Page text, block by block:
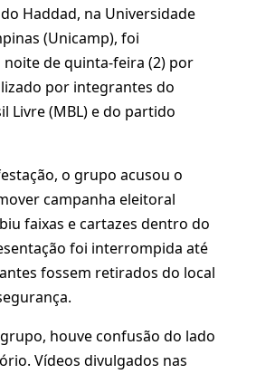
Haddad, na Universidade
(Unicamp), foi
de quinta-feira (2) por
por integrantes do
Livre (MBL) e do partido
o grupo acusou o
campanha eleitoral
faixas e cartazes dentro do
foi interrompida até
fossem retirados do local
houve confusão do lado
Vídeos divulgados nas